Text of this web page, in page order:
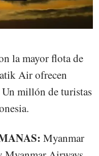
la mayor flota de
Air ofrecen
millón de turistas
Myanmar